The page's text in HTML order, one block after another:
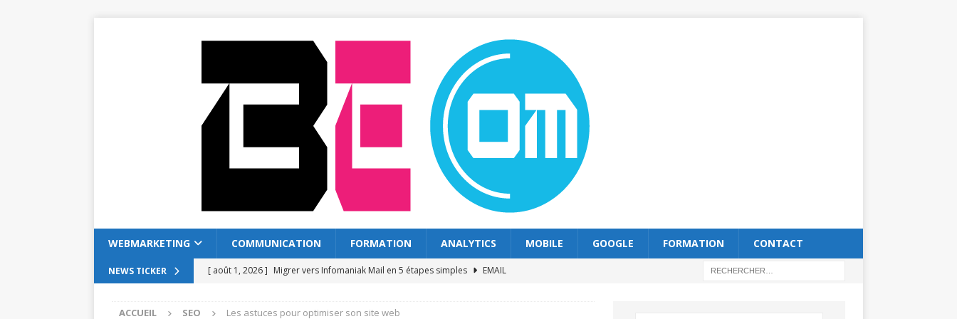
WEBMARKETING COMMUNICATION FORMATION ANALYTICS MOBILE GOOGLE FORMATION CONTACT
NEWS TICKER [ août 1, 2026 ] Migrer vers Infomaniak Mail en 5 étapes simples
EMAIL
ACCUEIL SEO Les astuces pour optimiser son site web